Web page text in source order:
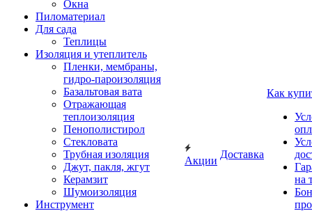
Окна
Пиломатериал
Для сада
Теплицы
Изоляция и утеплитель
Пленки, мембраны,
гидро-пароизоляция
Базальтовая вата
Отражающая
теплоизоляция
Пенополистирол
Стекловата
Трубная изоляция
Джут, пакля, жгут
Керамзит
Шумоизоляция
Инструмент
Акции
Доставка
Как
на